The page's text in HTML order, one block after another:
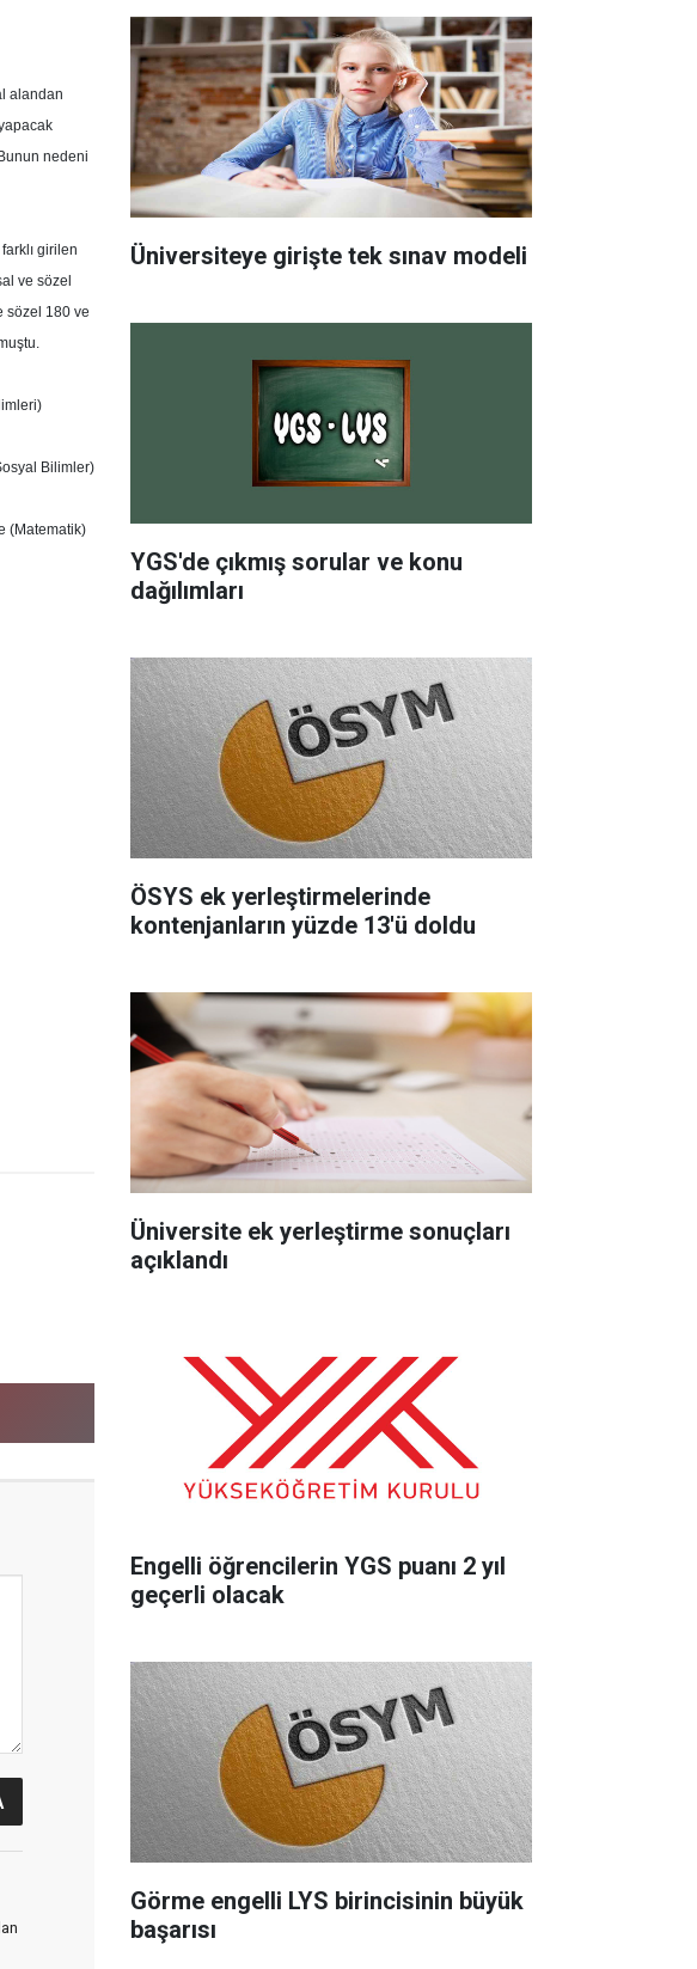
alandan
nedeni
girilen
ve sözel
sözel 180 ve
Bilimler)
(Matematik)
Üniversiteye girişte tek sınav modeli
YGS'de çıkmış sorular ve konu
dağılımları
ÖSYS ek yerleştirmelerinde
kontenjanların yüzde 13'ü doldu
Üniversite ek yerleştirme sonuçları
açıklandı
Engelli öğrencilerin YGS puanı 2 yıl
geçerli olacak
Görme engelli LYS birincisinin büyük
başarısı